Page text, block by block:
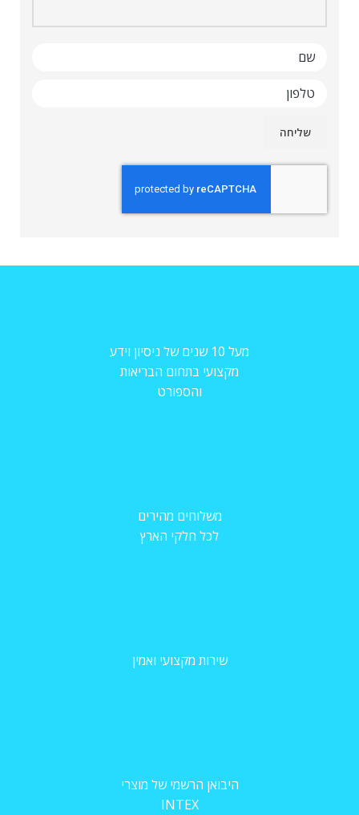
מעל 10 שנים של ניסיון וידע
מקצועי בתחום הבריאות
והספורט
משלוחים מהירים
לכל חלקי הארץ
שירות מקצועי ואמין
היבואן הרשמי של מוצרי
INTEX